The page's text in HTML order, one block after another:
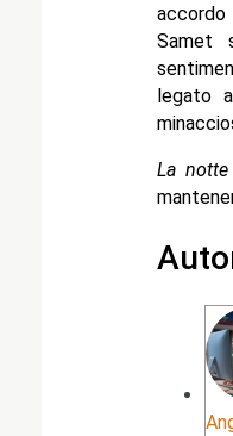
Samet
legato
La